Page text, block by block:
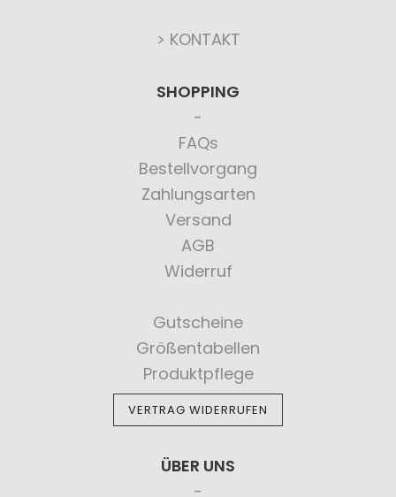
> KONTAKT
SHOPPING
FAQs
Bestellvorgang
Zahlungsarten
Versand
AGB
Widerruf
Gutscheine
Größentabellen
Produktpflege
VERTRAG WIDERRUFEN
ÜBER UNS